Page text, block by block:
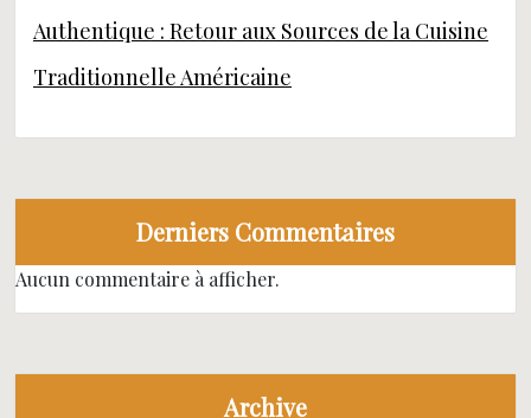
Authentique : Retour aux Sources de la Cuisine
Traditionnelle Américaine
Derniers Commentaires
Aucun commentaire à afficher.
Archive